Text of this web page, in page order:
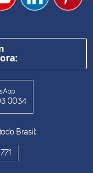
0034
Brasil: